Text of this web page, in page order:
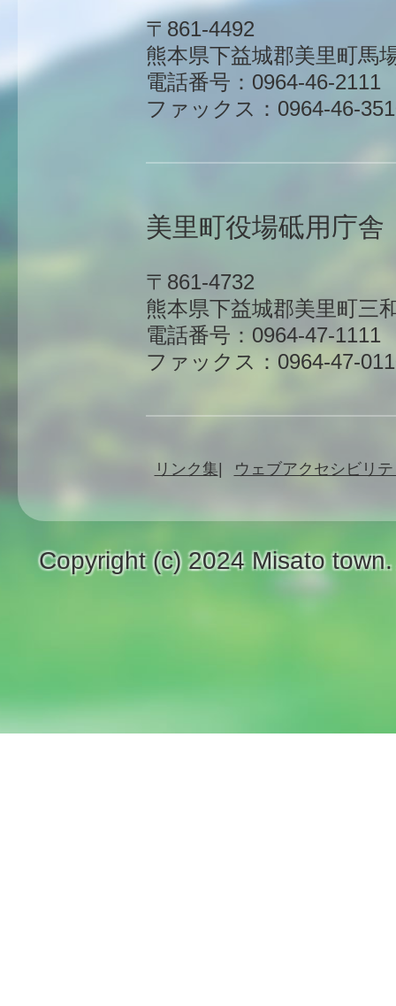
〒861-4492
熊本県下益城郡美里町馬
電話番号：0964-46-2111
ファックス：0964-46-
美里町役場砥用庁舎
〒861-4732
熊本県下益城郡美里町三
電話番号：0964-47-1111
ファックス：0964-47-
リンク集 ウェブアクセシビリ
Copyright (c) 2024 Misato